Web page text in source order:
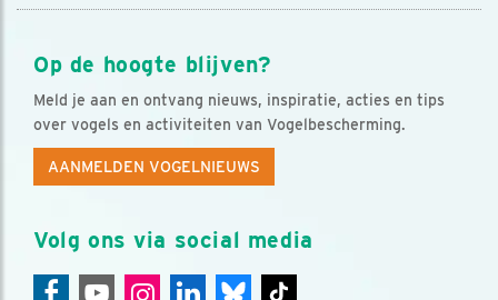
Op de hoogte blijven?
Meld je aan en ontvang nieuws, inspiratie, acties en tips
over vogels en activiteiten van Vogelbescherming.
AANMELDEN VOGELNIEUWS
Volg ons via social media